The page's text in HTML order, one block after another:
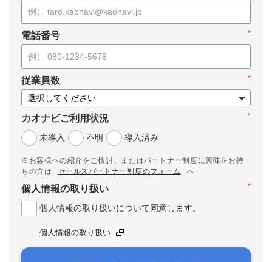
*
電話番号
*
従業員数
*
カオナビご利用状況
未導入
不明 導入済み
※お客様への紹介をご検討、またはパートナー制度に興味をお持
ちの方は
セールスパートナー制度のフォーム
へ
*
個人情報の取り扱い
個人情報の取り扱いについて同意します。
個人情報の取り扱い